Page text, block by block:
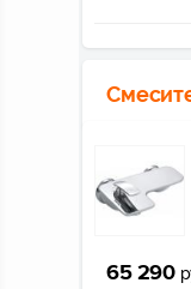
65 290